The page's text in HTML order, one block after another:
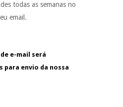
todas as semanas no
email.
e-mail será
para envio da nossa